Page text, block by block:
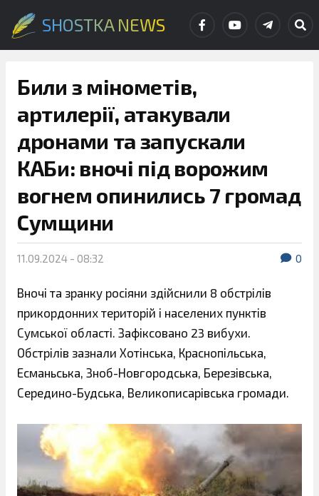
SHOSTKA NEWS
Били з мінометів,
артилерії, атакували
дронами та запускали
КАБи: вночі під ворожим
вогнем опинились 7 громад
Сумщини
11.09.2024 - 08:32 0
Вночі та зранку росіяни здійснили 8 обстрілів
прикордонних територій і населених пунктів
Сумської області. Зафіксовано 23 вибухи.
Обстрілів зазнали Хотінська, Краснопільська,
Есманьська, Зноб-Новгородська, Березівська,
Середино-Будська, Великописарівська громади.